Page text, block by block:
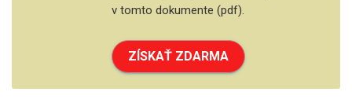
v tomto dokumente (pdf).
ZÍSKAŤ ZDARMA